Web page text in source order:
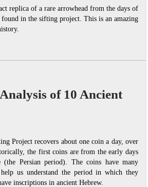
replica of a rare arrowhead from the days of
in the sifting project. This is an amazing
of 10 Ancient
Project recovers about one coin a day, over
the first coins are from the early days
(the Persian period). The coins have many
us understand the period in which they
inscriptions in ancient Hebrew.